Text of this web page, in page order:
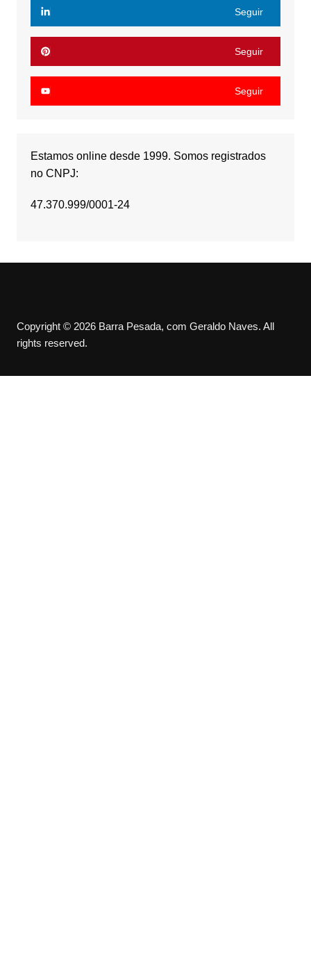
Seguir
Seguir
Seguir
Estamos online desde 1999. Somos registrados
no CNPJ:
47.370.999/0001-24
Copyright © 2026 Barra Pesada, com Geraldo Naves. All
rights reserved.